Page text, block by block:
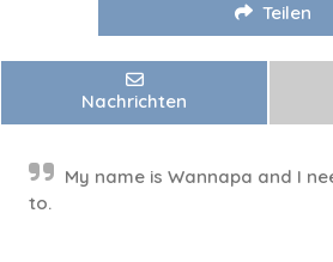
Teilen
Nachrichten
My name is Wannapa and I
to.